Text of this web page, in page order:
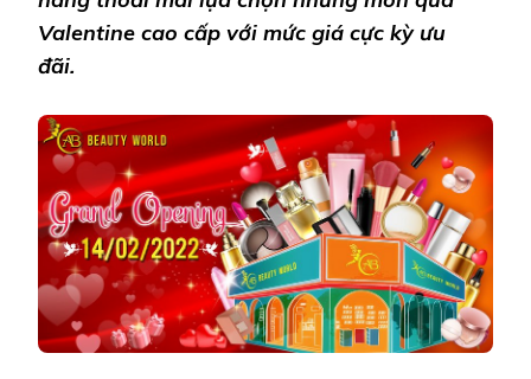
Valentine cao cấp với mức giá cực kỳ ưu
đãi.